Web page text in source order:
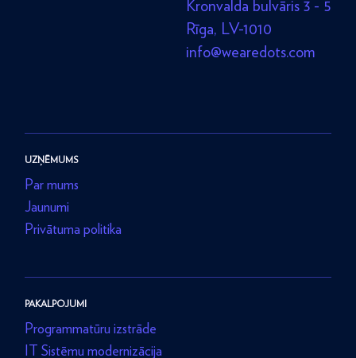
Kronvalda bulvāris 3 - 5
Rīga, LV-1010
info@wearedots.com
UZŅĒMUMS
Par mums
Jaunumi
Privātuma politika
PAKALPOJUMI
Programmatūru izstrāde
IT Sistēmu modernizācija